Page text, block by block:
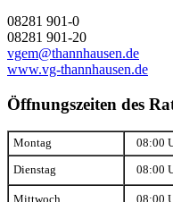
08281 901-0
08281 901-20
vgem@thannhausen.de
www.vg-thannhausen.de
Öffnungszeiten des
Montag 08:00
Dienstag 08:00